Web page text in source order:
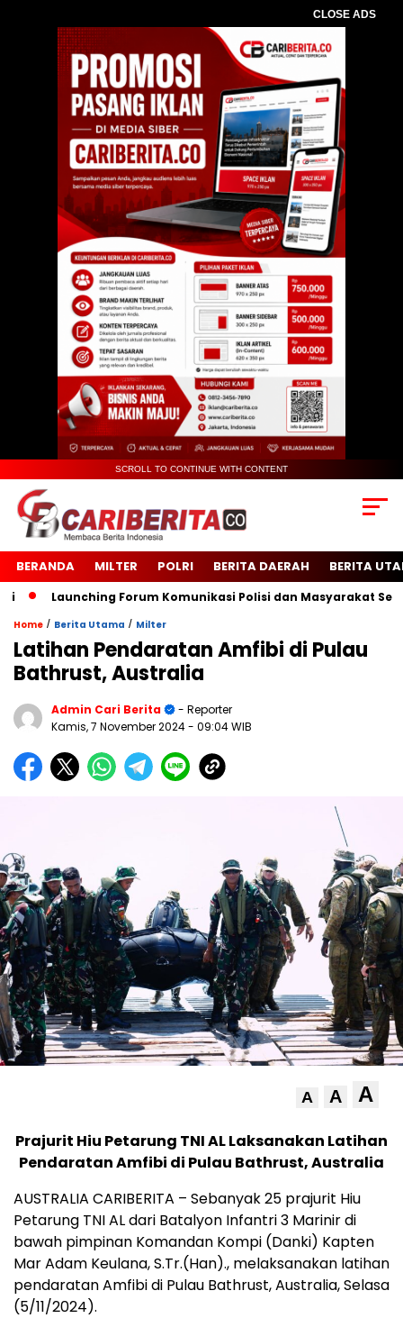
CLOSE ADS
SCROLL TO CONTINUE WITH CONTENT
BERANDA MILTER POLRI BERITA DAERAH BERITA
Launching Forum Komunikasi Polisi dan Masyarakat Sekolah
Home / Berita Utama / Milter
Latihan Pendaratan Amfibi di Pulau
Bathrust, Australia
Admin Cari Berita
- Reporter
Kamis, 7 November 2024- 09:04 WIB
A A A
Prajurit Hiu Petarung TNI AL Laksanakan Latihan
Pendaratan Amfibi di Pulau Bathrust, Australia
AUSTRALIA CARIBERITA – Sebanyak 25 prajurit Hiu
Petarung TNI AL dari Batalyon Infantri 3 Marinir di
bawah pimpinan Komandan Kompi (Danki) Kapten
Mar Adam Keulana, S.Tr.(Han)., melaksanakan latihan
pendaratan Amfibi di Pulau Bathrust, Australia, Selasa
(5/11/2024).